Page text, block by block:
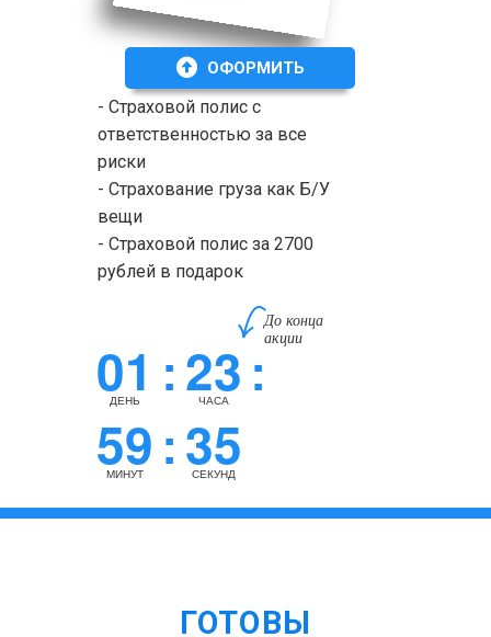
- Страховой полис с
ответственностью за все
риски
- Страхование груза как Б/У
вещи
- Страховой полис за 2700
рублей в подарок
ОФОРМИТЬ
До конца
акции
01:
ДЕНЬ 23:
ЧАСА
59:
МИНУТ 35
СЕКУНД
ГОТОВЫ